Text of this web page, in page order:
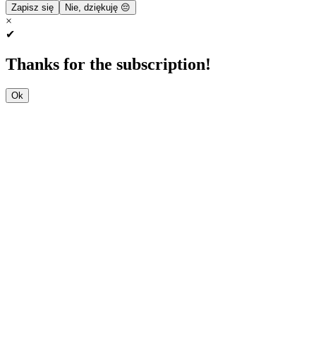
Zapisz się Nie, dziękuję 😔
×
✔
Thanks for the subscription!
Ok